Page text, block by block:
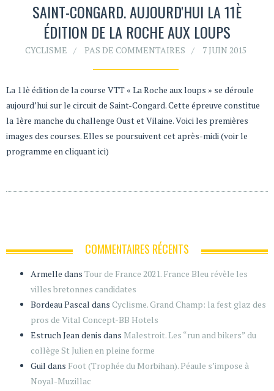
SAINT-CONGARD. AUJOURD'HUI LA 11È
ÉDITION DE LA ROCHE AUX LOUPS
CYCLISME PAS DE COMMENTAIRES 7 JUIN 2015
La 11è édition de la course VTT « La Roche aux loups » se déroule
aujourd’hui sur le circuit de Saint-Congard. Cette épreuve constitue
la 1ère manche du challenge Oust et Vilaine. Voici les premières
images des courses. Elles se poursuivent cet après-midi (voir le
programme en cliquant ici)
COMMENTAIRES RÉCENTS
Armelle dans Tour de France 2021. France Bleu révèle les
villes bretonnes candidates
Bordeau Pascal dans Cyclisme. Grand Champ: la fest glaz des
pros de Vital Concept-BB Hotels
Estruch Jean denis dans Malestroit. Les “run and bikers” du
collège St Julien en pleine forme
Guil dans Foot (Trophée du Morbihan). Péaule s’impose à
Noyal-Muzillac